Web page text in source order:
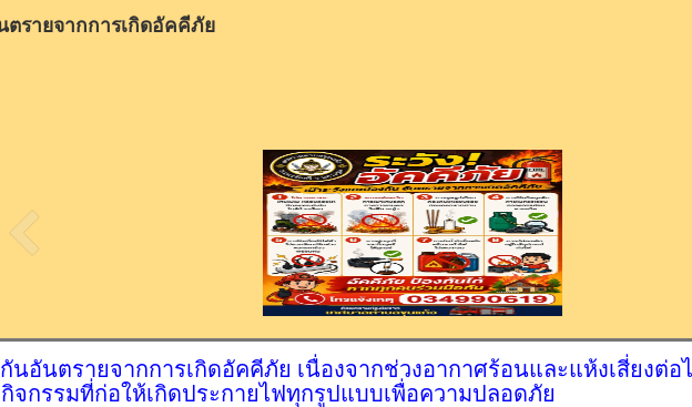
ตรายจากการเกิดอัคคีภัย
กันอันตรายจากการเกิดอัคคีภัย เนื่องจากช่วงอากาศร้อนและแห้งเสี่ยงต่
จกรรมที่ก่อให้เกิดประกายไฟทุกรูปแบบเพื่อความปลอดภัย